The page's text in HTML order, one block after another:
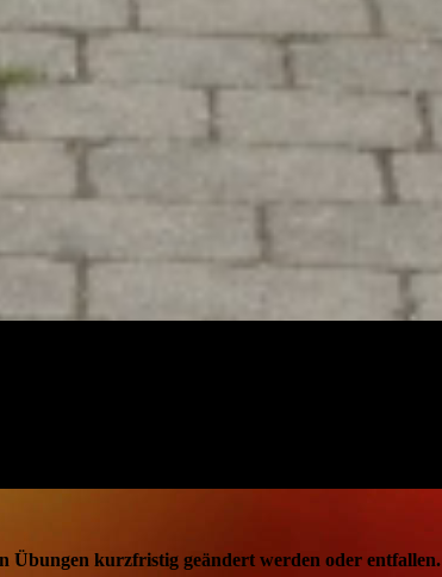
Übungen kurzfristig geändert werden oder entfallen.